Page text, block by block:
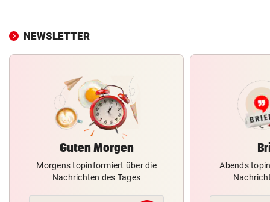
NEWSLETTER
Guten Morgen
Morgens topinformiert über die
Nachrichten des Tages
Abends